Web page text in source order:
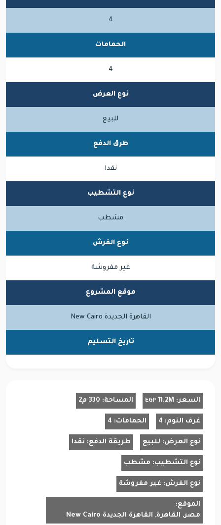
4
الحمامات
4
نوع العرض
للبيع
طرق الدفع
نقدا
نوع التشطيب
مشطب
نوع الفرش
غير مفروشة
موقع المشروع
القاهرة الجديدة New Cairo
تاريخ التسليم
السعر: 11.2M
EGP المساحة: 330 م2
غرف النوم: 4 الحمامات: 4
نوع العرض: للبيع طريقة الدفع: نقدا
نوع التشطيب: مشطب
نوع الفرش: غير مفروشة
الموقع:
مصر, القاهرة, القاهرة الجديدة New Cairo